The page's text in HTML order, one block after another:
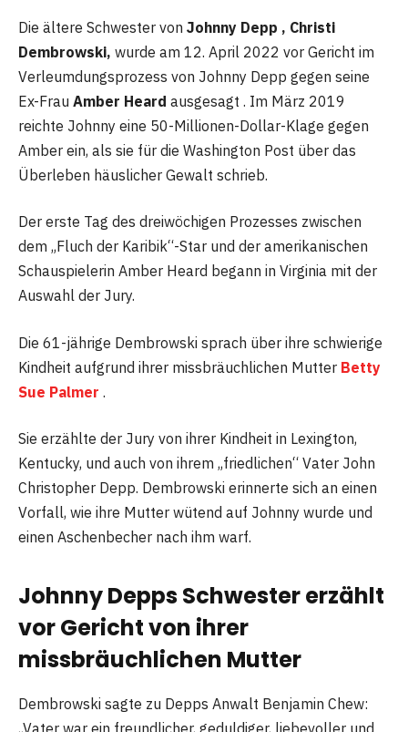
Die ältere Schwester von Johnny Depp , Christi
Dembrowski, wurde am 12. April 2022 vor Gericht im
Verleumdungsprozess von Johnny Depp gegen seine
Ex-Frau Amber Heard ausgesagt . Im März 2019
reichte Johnny eine 50-Millionen-Dollar-Klage gegen
Amber ein, als sie für die Washington Post über das
Überleben häuslicher Gewalt schrieb.
Der erste Tag des dreiwöchigen Prozesses zwischen
dem „Fluch der Karibik“-Star und der amerikanischen
Schauspielerin Amber Heard begann in Virginia mit der
Auswahl der Jury.
Die 61-jährige Dembrowski sprach über ihre schwierige
Kindheit aufgrund ihrer missbräuchlichen Mutter Betty
Sue Palmer .
Sie erzählte der Jury von ihrer Kindheit in Lexington,
Kentucky, und auch von ihrem „friedlichen“ Vater John
Christopher Depp. Dembrowski erinnerte sich an einen
Vorfall, wie ihre Mutter wütend auf Johnny wurde und
einen Aschenbecher nach ihm warf.
Johnny Depps Schwester erzählt
vor Gericht von ihrer
missbräuchlichen Mutter
Dembrowski sagte zu Depps Anwalt Benjamin Chew:
„Vater war ein freundlicher, geduldiger, liebevoller und